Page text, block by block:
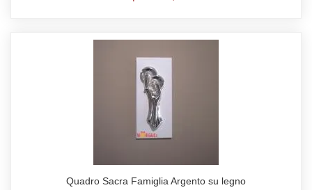
Quadro Sacra Famiglia Argento su legno